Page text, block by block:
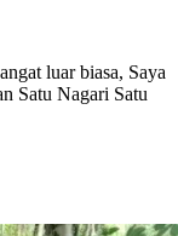
luar biasa, Saya
Satu Nagari Satu